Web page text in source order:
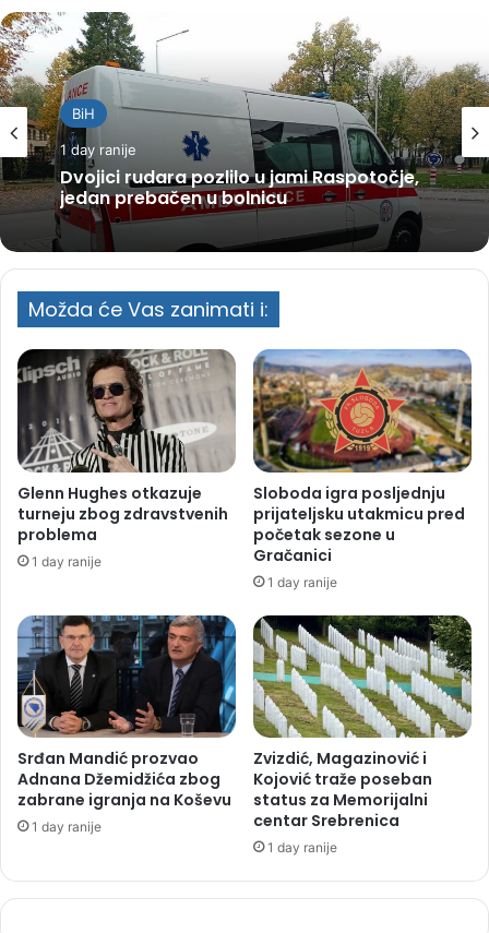
BiH
1 day ranije
Dvojici rudara pozlilo u jami Raspotočje,
jedan prebačen u bolnicu
Možda će Vas zanimati i:
Glenn Hughes otkazuje
turneju zbog zdravstvenih
problema
1 day ranije
Sloboda igra posljednju
prijateljsku utakmicu pred
početak sezone u
Gračanici
1 day ranije
Srđan Mandić prozvao
Adnana Džemidžića zbog
zabrane igranja na Koševu
1 day ranije
Zvizdić, Magazinović i
Kojović traže poseban
status za Memorijalni
centar Srebrenica
1 day ranije